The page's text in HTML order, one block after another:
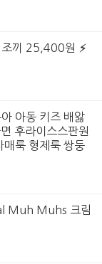
조끼 25,400원
아동 키즈 배앓
후라이스스판원
매룩 형제룩 쌍둥
Muh Muhs 크림